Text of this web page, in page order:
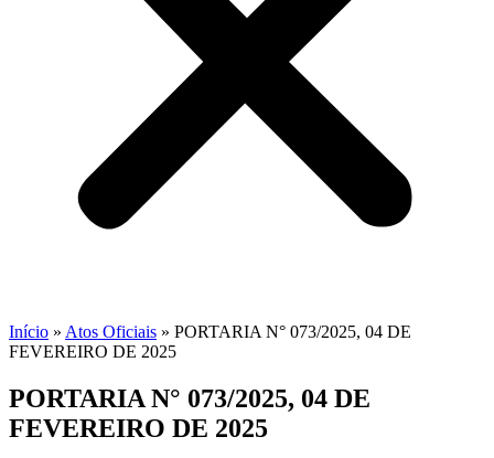
Início » Atos Oficiais » PORTARIA N° 073/2025, 04 DE
FEVEREIRO DE 2025
PORTARIA N° 073/2025, 04 DE
FEVEREIRO DE 2025